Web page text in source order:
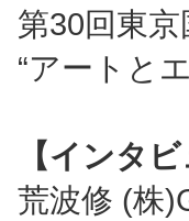
第30回東
“アートと
【インタビ
荒波修 (株